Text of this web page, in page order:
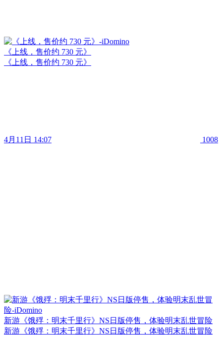
《上线，售价约 730 元》
《上线，售价约 730 元》
4月11日 14:07 1008
新游《饿殍：明末千里行》NS日版停售，体验明末乱世冒险
新游《饿殍：明末千里行》NS日版停售，体验明末乱世冒险